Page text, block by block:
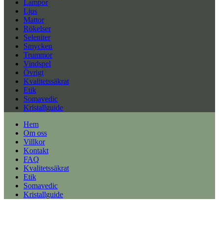
Lampor
Ljus
Mattor
Rökelser
Seleniter
Smycken
Trummor
Vindspel
Övrigt
Kvalitetssäkrat
Etik
Somavedic
Kristallguide
Hem
Om oss
Villkor
Kontakt
FAQ
Kvalitetssäkrat
Etik
Somavedic
Kristallguide